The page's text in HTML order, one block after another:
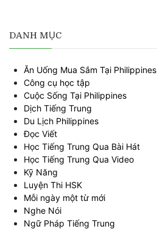
DANH MỤC
Ăn Uống Mua Sắm Tại Philippines
Công cụ học tập
Cuộc Sống Tại Philippines
Dịch Tiếng Trung
Du Lịch Philippines
Đọc Viết
Học Tiếng Trung Qua Bài Hát
Học Tiếng Trung Qua Video
Kỹ Năng
Luyện Thi HSK
Mỗi ngày một từ mới
Nghe Nói
Ngữ Pháp Tiếng Trung